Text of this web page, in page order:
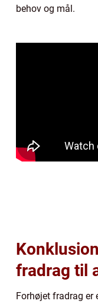
behov og mål.
fradrag til
Forhøjet fradrag er